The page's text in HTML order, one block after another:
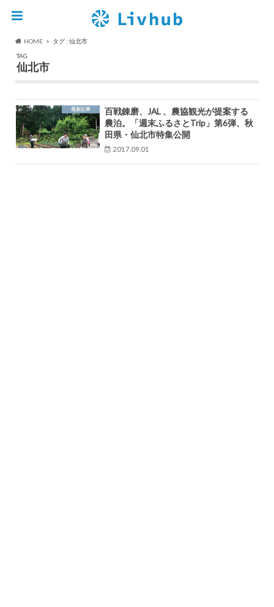
HOME
タグ : 仙北市
TAG
仙北市
最新記事
百戦錬磨、JAL 、農協観光が提案する
農泊。「週末ふるさとTrip」第6弾、秋
田県・仙北市特集公開
2017.09.01